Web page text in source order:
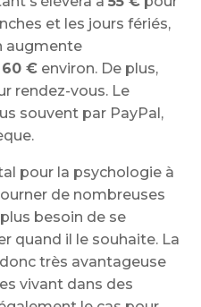
et les jours fériés,
augmente
60 € environ. De plus,
rendez-vous. Le
souvent par PayPal,
pour la psychologie à
de nombreuses
besoin de se
quand il le souhaite. La
très avantageuse
vivant dans des